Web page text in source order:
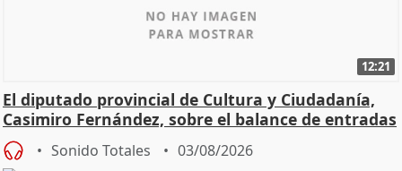
12:21
El diputado provincial de Cultura y Ciudadanía,
Casimiro Fernández, sobre el balance de entradas
Sonido Totales 03/08/2026